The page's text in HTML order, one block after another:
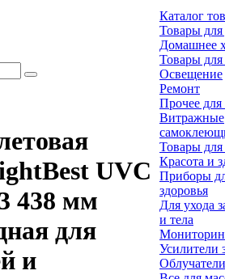
UVC
438 мм
для
и
Каталог
Товары
Домашнее
Товары
Освещение
Ремонт
Прочее для
Витражные
Товары
Красота и
Приборы
здоровья
Для ухода
и тела
Усилители
Облучатели